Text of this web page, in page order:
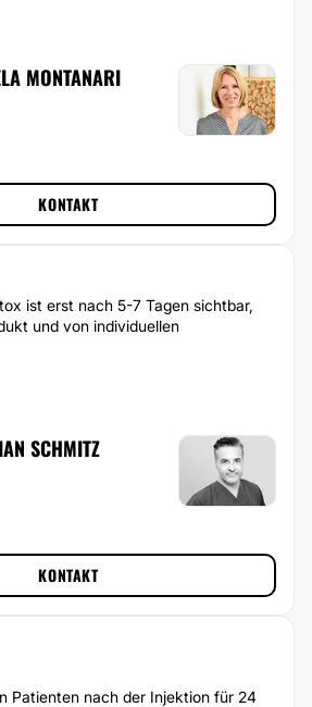
MONTANARI
KONTAKT
ist erst nach 5-7 Tagen sichtbar,
und von individuellen
SCHMITZ
KONTAKT
Patienten nach der Injektion für 24